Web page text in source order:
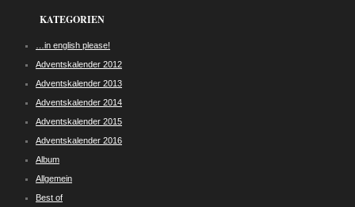
KATEGORIEN
…in english please!
Adventskalender 2012
Adventskalender 2013
Adventskalender 2014
Adventskalender 2015
Adventskalender 2016
Album
Allgemein
Best of